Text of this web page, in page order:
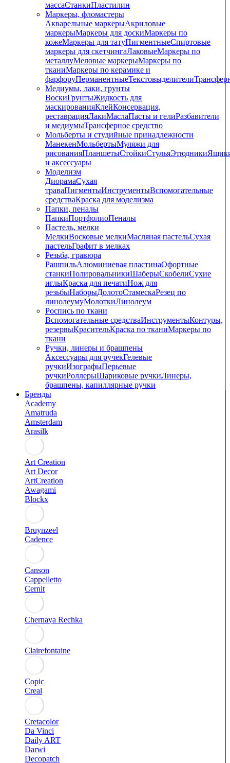
массаСтанкиПластилин
Маркеры, фломастеры
Акварельные маркерыАкриловые
маркерыМаркеры для доскиМаркеры по
кожеМаркеры для татуПигментныеCпиртовые
маркеры для скетчингаЛаковыеМаркеры по
металлуМеловые маркерыМаркеры по
тканиМаркеры по керамике и
фарфоруПерманентныеТекстовыделители
Медиумы, лаки, грунты
ВоскиГрунтыЖидкость для
маскированияКлейКонсервация,
реставрацияЛакиМаслаПасты и гелиРазбавители
и медиумыТрансферное средство
Мольберты и студийные принадлежности
МанекенМольбертыМуляжи для
рисованияПланшетыСтойкиСтульяЭтюдники
и аксессуары
Моделизм
ДиорамаСухая
траваПигментыИнструментыВспомогательные
средстваКраска для моделизма
Папки, пеналы
ПапкиПортфолиоПеналы
Пастель, мелки
МелкиВосковые мелкиМасляная пастельСухая
пастельГрафит в мелках
Резьба, гравюра
РашпильАлюминиевая пластинаОфортные
станкиПолировальникиШаберыСкобелиСухие
иглыКраска для печатиНож для
резьбыНаборыДолотоСтамескаРезец по
линолеумуМолоткиЛинолеум
Роспись по ткани
Вспомогательные средстваИнструментыКонтуры,
резервыКрасительКраска по тканиМаркеры по
ткани
Ручки, линеры и брашпены
Аксессуары для ручекГелевые
ручкиИзографыПерьевые
ручкиРоллерыШариковые ручкиЛинеры,
брашпены, капиллярные ручки
Бренды
Academy
Amatruda
Amsterdam
Arasilk
Art Creation
Art Decor
ArtCreation
Awagami
Blockx
Bruynzeel
Cadence
Canson
Cappelletto
Cernit
Chernaya Rechka
Clairefontaine
Copic
Creal
Cretacolor
Da Vinci
Daily ART
Darwi
Decopatch